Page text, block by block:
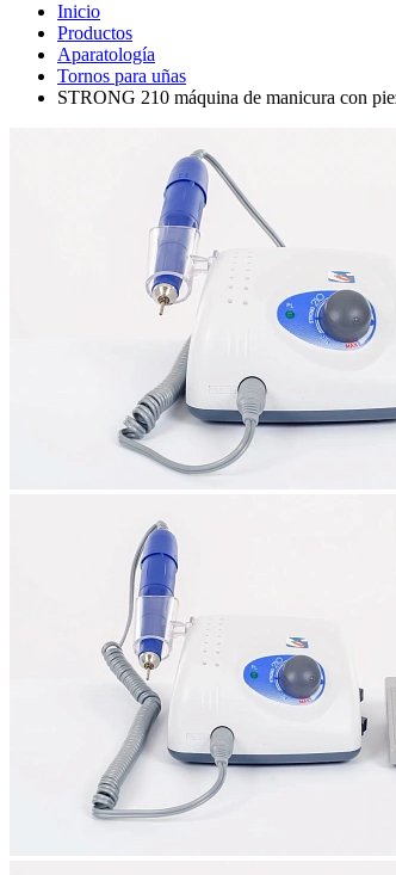
Inicio
Productos
Aparatología
Tornos para uñas
STRONG 210 máquina de manicura con